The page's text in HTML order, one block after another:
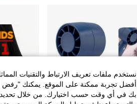
نستخدم ملفات تعريف الارتباط والتقنيات
أفضل تجربة ممكنة على الموقع. يمكنك "رفض
بك في أي وقت حسب اختيارك. من خلال تحديد